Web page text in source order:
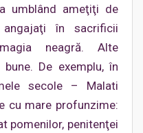
umblând ameţiţi de
în sacrificii
neagră. Alte
De exemplu, în
secole – Malati
cu mare profunzime:
pomenilor, penitenţei